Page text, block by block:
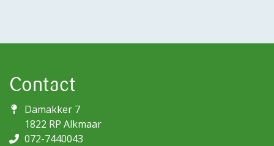
Contact
Damakker 7
1822 RP Alkmaar
072-7440043